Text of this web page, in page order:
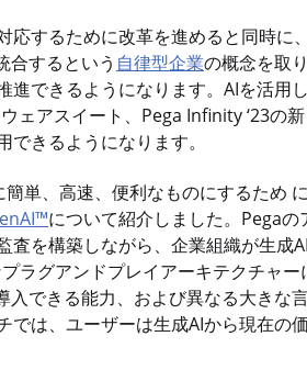
するために改革を進めると同時に
合するという 自律型企業の概念を取
できるようになります。AIを活用
ェアスイート、Pega Infinity ‘23の
きるようになります。
簡単、高速、便利なものにするため
について紹介しました。Pega
を構築しながら、企業組織が生成
ラグアンドプレイアーキテクチャー
できる能力、および異なる大きな
は、ユーザーは生成AIから現在の